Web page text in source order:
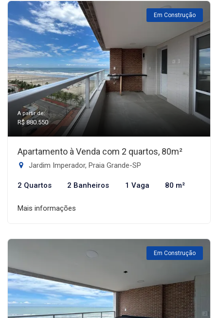
Em Construção
A partir de:
R$ 880.550
Apartamento à Venda com 2 quartos, 80m²
Jardim Imperador, Praia Grande-SP
2 Quartos 2 Banheiros 1 Vaga 80 m²
Mais informações
Em Construção